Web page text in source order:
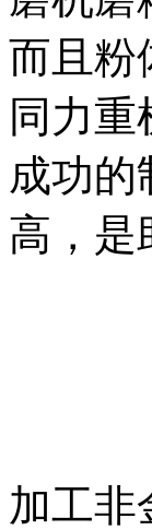
而且粉
同力
成功
高，是
加工非